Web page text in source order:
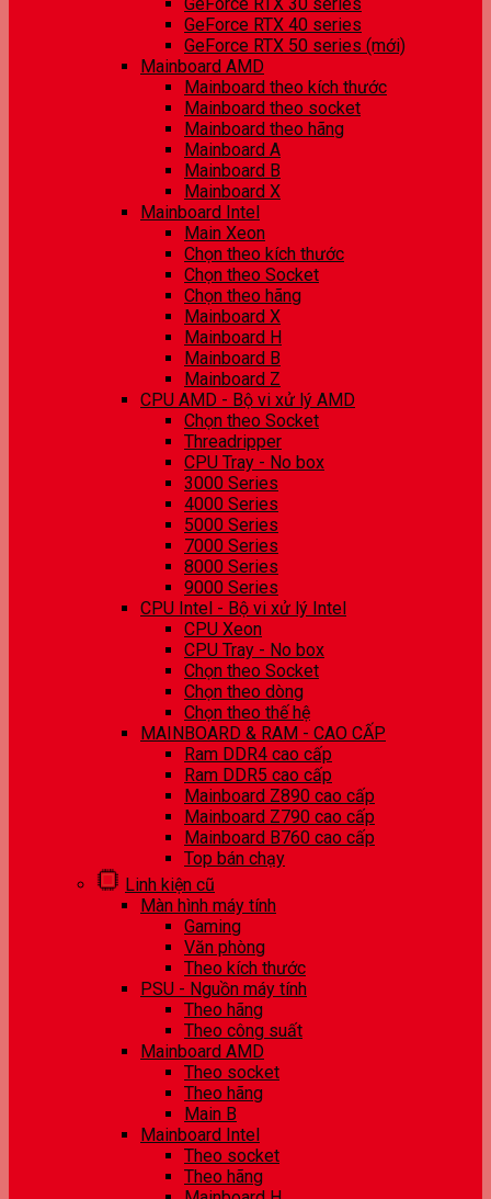
GeForce RTX 40 series
GeForce RTX 50 series (mới)
Mainboard AMD
Mainboard theo kích thước
Mainboard theo socket
Mainboard theo hãng
Mainboard A
Mainboard B
Mainboard X
Mainboard Intel
Main Xeon
Chọn theo kích thước
Chọn theo Socket
Chọn theo hãng
Mainboard X
Mainboard H
Mainboard B
Mainboard Z
CPU AMD - Bộ vi xử lý AMD
Chọn theo Socket
Threadripper
CPU Tray - No box
3000 Series
4000 Series
5000 Series
7000 Series
8000 Series
9000 Series
CPU Intel - Bộ vi xử lý Intel
CPU Xeon
CPU Tray - No box
Chọn theo Socket
Chọn theo dòng
Chọn theo thế hệ
MAINBOARD & RAM - CAO CẤP
Ram DDR4 cao cấp
Ram DDR5 cao cấp
Mainboard Z890 cao cấp
Mainboard Z790 cao cấp
Mainboard B760 cao cấp
Top bán chạy
Linh kiện cũ
Màn hình máy tính
Gaming
Văn phòng
Theo kích thước
PSU - Nguồn máy tính
Theo hãng
Theo công suất
Mainboard AMD
Theo socket
Theo hãng
Main B
Mainboard Intel
Theo socket
Theo hãng